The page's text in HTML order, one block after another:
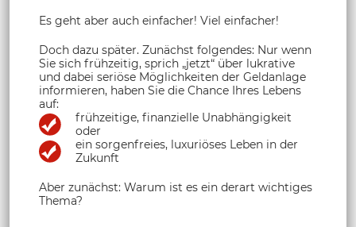
Es geht aber auch einfacher! Viel einfacher!
Doch dazu später. Zunächst folgendes: Nur wenn
Sie sich frühzeitig, sprich „jetzt“ über lukrative
und dabei seriöse Möglichkeiten der Geldanlage
informieren, haben Sie die Chance Ihres Lebens
auf:
frühzeitige, finanzielle Unabhängigkeit
oder
ein sorgenfreies, luxuriöses Leben in der
Zukunft
Aber zunächst: Warum ist es ein derart wichtiges
Thema?